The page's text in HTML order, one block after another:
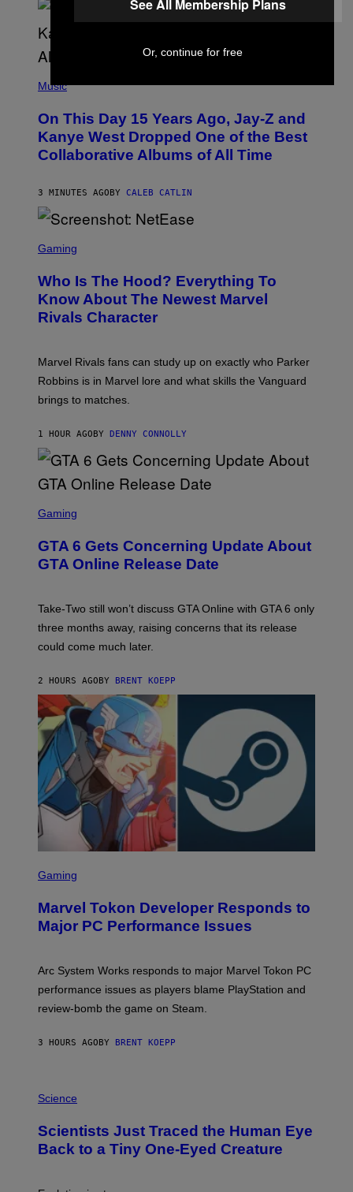
P
T
O
B
Y
N
E
O
Z
A
R
K
G
E
T
Y
A
G
E
F
R
V
V
O
)
Music
On This Day 15 Years Ago, Jay-Z and
Kanye West Dropped One of the Best
Collaborative Albums of All Time
3 MINUTES AGO BY CALEB CATLIN
C
E
N
S
H
N
E
E
E
Gaming
Who Is The Hood? Everything To
Know About The Newest Marvel
Rivals Character
Marvel Rivals fans can study up on exactly who Parker
Robbins is in Marvel lore and what skills the Vanguard
brings to matches.
1 HOUR AGO BY DENNY CONNOLLY
C
E
N
S
T
R
C
S
A
R
G
A
M
E
S
Gaming
GTA 6 Gets Concerning Update About
GTA Online Release Date
Take-Two still won’t discuss GTA Online with GTA 6 only
three months away, raising concerns that its release
could come much later.
2 HOURS AGO BY BRENT KOEPP
C
E
N
S
T
P
A
S
O
S
T
E
Gaming
Marvel Tokon Developer Responds to
Major PC Performance Issues
Arc System Works responds to major Marvel Tokon PC
performance issues as players blame PlayStation and
review-bomb the game on Steam.
3 HOURS AGOBY BRENT KOEPP
H
O
:
C
Science
Scientists Just Traced the Human Eye
Back to a Tiny One-Eyed Creature
See All Membership Plans
Or, continue for free